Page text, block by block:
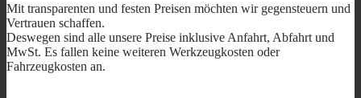
Mit transparenten und festen Preisen möchten wir gegensteuern und
Vertrauen schaffen.
Deswegen sind alle unsere Preise inklusive Anfahrt, Abfahrt und
MwSt. Es fallen keine weiteren Werkzeugkosten oder
Fahrzeugkosten an.